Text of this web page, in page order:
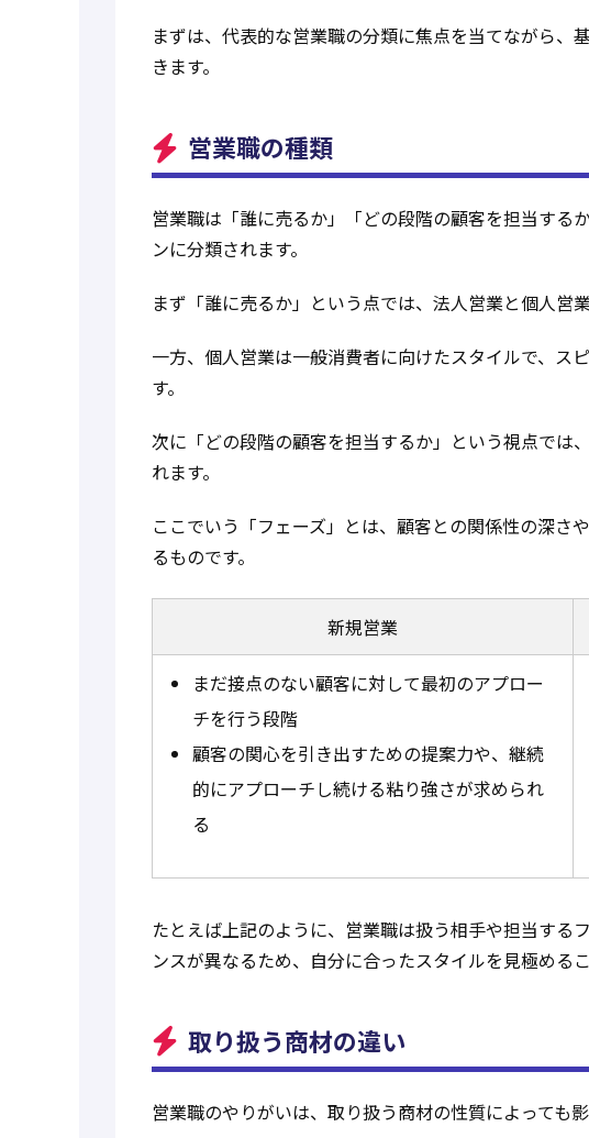
まずは、代表的な営業職の分類に焦点を当てながら、
きます。
営業職の種類
営業職は「誰に売るか」「どの段階の顧客を担当する
ンに分類されます。
まず「誰に売るか」という点では、法人営業と個人営業
一方、個人営業は一般消費者に向けたスタイルで、ス
す。
次に「どの段階の顧客を担当するか」という視点では
れます。
ここでいう「フェーズ」とは、顧客との関係性の深さ
るものです。
新規営業
まだ接点のない顧客に対して最初のアプロー
チを行う段階
顧客の関心を引き出すための提案力や、継続
的にアプローチし続ける粘り強さが求められ
る
たとえば上記のように、営業職は扱う相手や担当する
ンスが異なるため、自分に合ったスタイルを見極めるこ
取り扱う商材の違い
営業職のやりがいは、取り扱う商材の性質によっても影